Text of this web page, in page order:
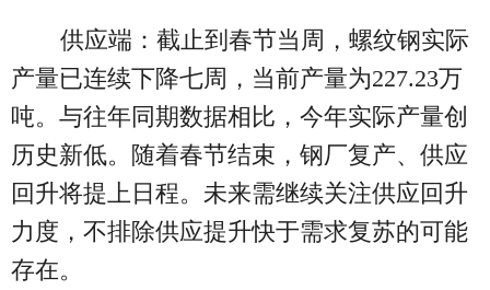
供应端：截止到春节当周，螺纹钢实际
产量已连续下降七周，当前产量为227.23万
吨。与往年同期数据相比，今年实际产量创
历史新低。随着春节结束，钢厂复产、供应
回升将提上日程。未来需继续关注供应回升
力度，不排除供应提升快于需求复苏的可能
存在。